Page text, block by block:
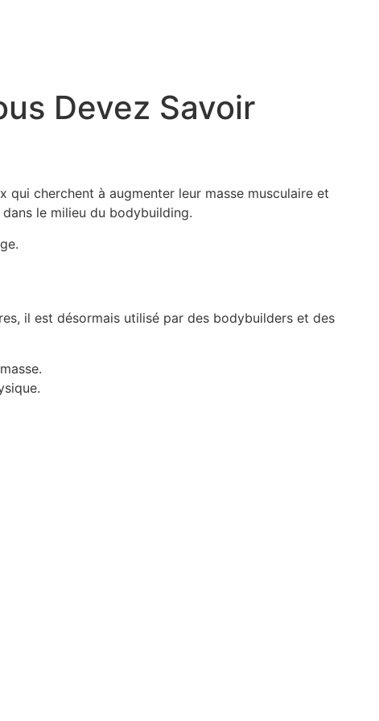
Devez Savoir
cherchent à augmenter leur masse musculaire et
le milieu du bodybuilding.
il est désormais utilisé par des bodybuilders et des